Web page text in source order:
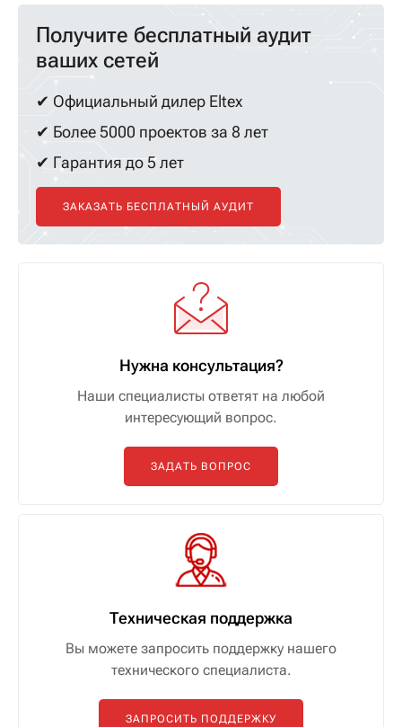
Получите бесплатный аудит
ваших сетей
✔ Официальный дилер Eltex
✔ Более 5000 проектов за 8 лет
✔ Гарантия до 5 лет
ЗАКАЗАТЬ БЕСПЛАТНЫЙ АУДИТ
Нужна консультация?
Наши специалисты ответят на любой
интересующий вопрос.
ЗАДАТЬ ВОПРОС
Техническая поддержка
Вы можете запросить поддержку нашего
технического специалиста.
ЗАПРОСИТЬ ПОДДЕРЖКУ